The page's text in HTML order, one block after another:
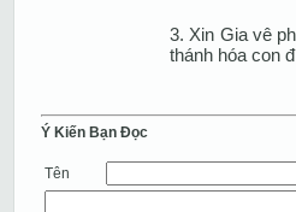
3. Xin Gia vê
thánh hóa con
Ý Kiến Bạn Ðọc
Tên